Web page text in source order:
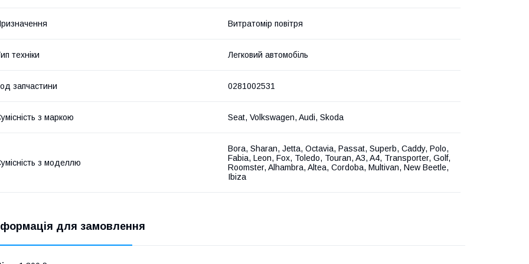
Витратомір повітря
техніки Легковий автомобіль
запчастини 0281002531
з маркою Seat, Volkswagen, Audi, Skoda
з моделлю
Bora, Sharan, Jetta, Octavia, Passat, Superb, Caddy, Polo,
Fabia, Leon, Fox, Toledo, Touran, A3, A4, Transporter, Golf,
Roomster, Alhambra, Altea, Cordoba, Multivan, New Beetle,
Ibiza
для замовлення